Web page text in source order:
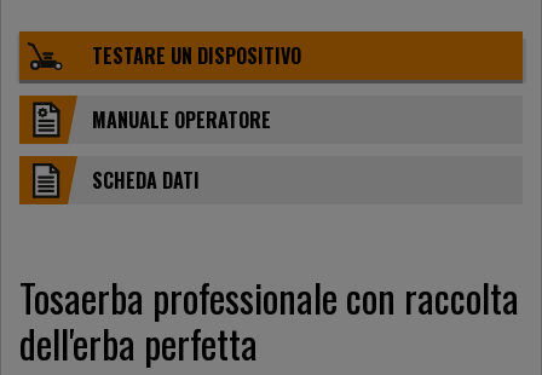
TESTARE UN DISPOSITIVO
MANUALE OPERATORE
SCHEDA DATI
Tosaerba professionale con raccolta
dell'erba perfetta